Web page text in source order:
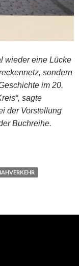
wieder eine Lücke
sondern
im 20.
sagte
der Vorstellung
Buchreihe.